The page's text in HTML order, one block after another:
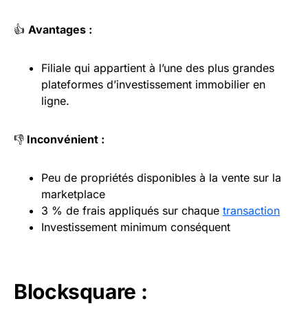
👍 Avantages :
Filiale qui appartient à l’une des plus grandes
plateformes d’investissement immobilier en
ligne.
👎 Inconvénient :
Peu de propriétés disponibles à la vente sur la
marketplace
3 % de frais appliqués sur chaque transaction
Investissement minimum conséquent
Blocksquare :